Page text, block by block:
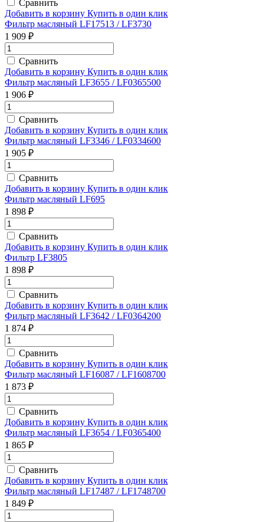
Сравнить
Добавить в корзину Купить в один клик
Фильтр масляный LF17513 / LF3730
1 909 ₽
Сравнить
Добавить в корзину Купить в один клик
Фильтр масляный LF3655 / LF0365500
1 906 ₽
Сравнить
Добавить в корзину Купить в один клик
Фильтр масляный LF3346 / LF0334600
1 905 ₽
Сравнить
Добавить в корзину Купить в один клик
Фильтр масляный LF695
1 898 ₽
Сравнить
Добавить в корзину Купить в один клик
Фильтр LF3805
1 898 ₽
Сравнить
Добавить в корзину Купить в один клик
Фильтр масляный LF3642 / LF0364200
1 874 ₽
Сравнить
Добавить в корзину Купить в один клик
Фильтр масляный LF16087 / LF1608700
1 873 ₽
Сравнить
Добавить в корзину Купить в один клик
Фильтр масляный LF3654 / LF0365400
1 865 ₽
Сравнить
Добавить в корзину Купить в один клик
Фильтр масляный LF17487 / LF1748700
1 849 ₽